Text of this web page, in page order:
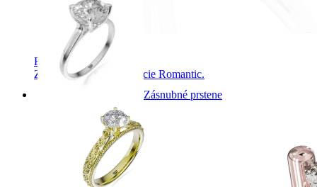
Romantic Collection
Zásnubné prstne z kolekcie Romantic.
Zásnubné prstene